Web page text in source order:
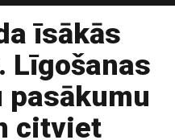
īsākās
Līgošanas
citviet